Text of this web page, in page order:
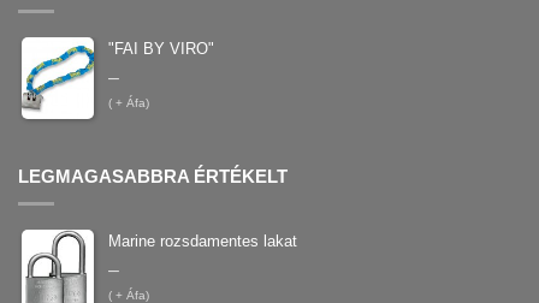
"FAI BY VIRO"
–
( + Áfa)
LEGMAGASABBRA ÉRTÉKELT
Marine rozsdamentes lakat
–
( + Áfa)